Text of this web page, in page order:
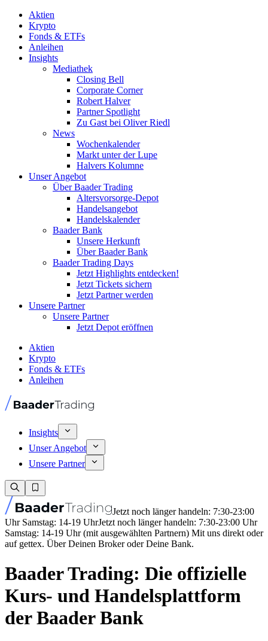
Aktien
Krypto
Fonds & ETFs
Anleihen
Insights
Mediathek
Closing Bell
Corporate Corner
Robert Halver
Partner Spotlight
Zu Gast bei Oliver Riedl
News
Wochenkalender
Markt unter der Lupe
Halvers Kolumne
Unser Angebot
Über Baader Trading
Altersvorsorge-Depot
Handelsangebot
Handelskalender
Baader Bank
Unsere Herkunft
Über Baader Bank
Baader Trading Days
Jetzt Highlights entdecken!
Jetzt Tickets sichern
Jetzt Partner werden
Unsere Partner
Unsere Partner
Jetzt Depot eröffnen
Aktien
Krypto
Fonds & ETFs
Anleihen
Insights
Unser Angebot
Unsere Partner
Jetzt noch länger handeln: 7:30-23:00
Uhr Samstag: 14-19 UhrJetzt noch länger handeln: 7:30-23:00 Uhr
Samstag: 14-19 Uhr (mit ausgewählten Partnern) Mit uns direkt oder
auf gettex. Über Deinen Broker oder Deine Bank.
Baader Trading: Die offizielle
Kurs- und Handelsplattform
der Baader Bank